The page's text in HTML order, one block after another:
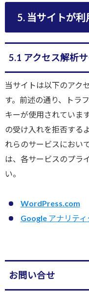
5. 当サイトが
5.1 アクセス解析
当サイトは以下のアク
す。前述の通り、トラ
キーが使用されていま
の受け入れを拒否する
れらのサービスにおい
は、各サービスのプラ
い。
WordPress.com
Google アナリティ
お問い合せ